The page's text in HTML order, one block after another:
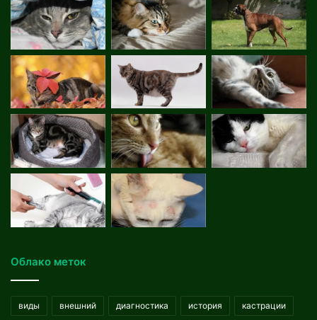
Облако меток
виды внешний диагностика история кастрации